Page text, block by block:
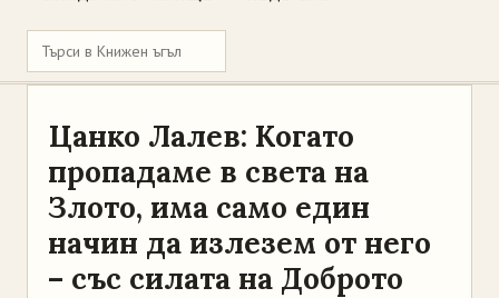
Цанко Лалев: Когато
пропадаме в света на
Злото, има само един
начин да излезем от него
– със силата на Доброто